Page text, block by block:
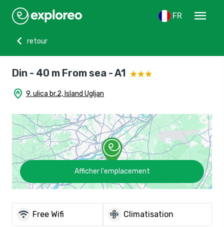
FR
menu
chevron_left
retour
Din - 40 m From sea - A1
home_pin 9. ulica br.2, Island Ugljan
Afficher l'emplacement
wifi Free Wifi mode_fan Climatisation